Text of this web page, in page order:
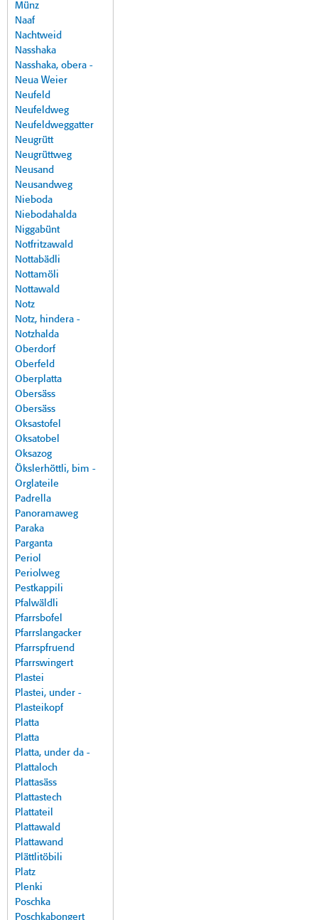
Münz
Naaf
Nachtweid
Nasshaka
Nasshaka, obera -
Neua Weier
Neufeld
Neufeldweg
Neufeldweggatter
Neugrütt
Neugrüttweg
Neusand
Neusandweg
Nieboda
Niebodahalda
Niggabünt
Notfritzawald
Nottabädli
Nottamöli
Nottawald
Notz
Notz, hindera -
Notzhalda
Oberdorf
Oberfeld
Oberplatta
Obersäss
Obersäss
Oksastofel
Oksatobel
Oksazog
Ökslerhöttli, bim -
Orglateile
Padrella
Panoramaweg
Paraka
Parganta
Periol
Periolweg
Pestkappili
Pfalwäldli
Pfarrsbofel
Pfarrslangacker
Pfarrspfruend
Pfarrswingert
Plastei
Plastei, under -
Plasteikopf
Platta
Platta
Platta, under da -
Plattaloch
Plattasäss
Plattastech
Plattateil
Plattawald
Plattawand
Plättlitöbili
Platz
Plenki
Poschka
Poschkabongert